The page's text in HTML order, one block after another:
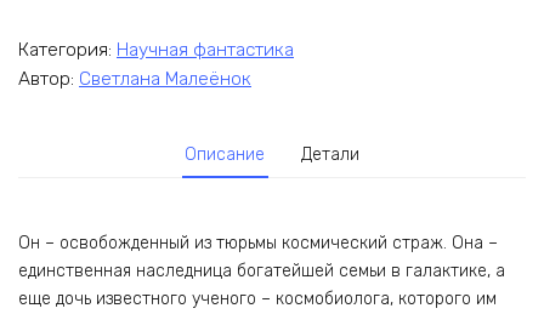
Категория: Научная фантастика
Автор: Светлана Малеёнок
Описание Детали
Он – освобожденный из тюрьмы космический страж. Она –
единственная наследница богатейшей семьи в галактике, а
еще дочь известного ученого – космобиолога, которого им